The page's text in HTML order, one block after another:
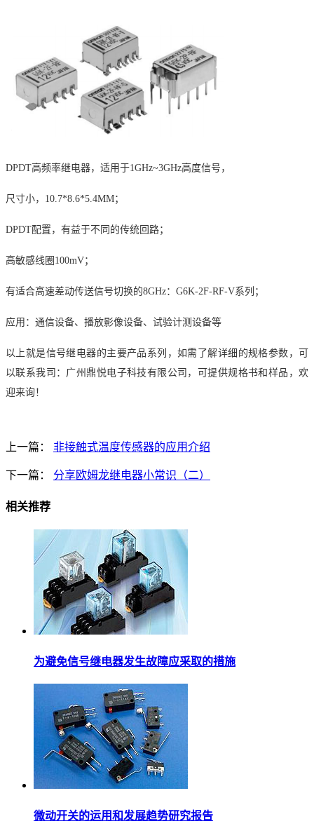
DPDT高频率继电器，适用于1GHz~3GHz高度信号，
尺寸小， 10.7*8.6*5.4MM；
DPDT配置，有益于不同的传统回路；
高敏感线圈 100mV；
有适合高速差动传送信号切换的8GHz： G6K-2F-RF-V系列；
应用：通信设备、播放影像设备、试验计测设备等
以上就是信号继电器的主要产品系列，如需了解详细的规格参数，可
以联系我司：广州鼎悦电子科技有限公司，可提供规格书和样品，欢
迎来询！
上一篇： 非接触式温度传感器的应用介绍
下一篇： 分享欧姆龙继电器小常识（二）
相关推荐
为避免信号继电器发生故障应采取的措施
微动开关的运用和发展趋势研究报告